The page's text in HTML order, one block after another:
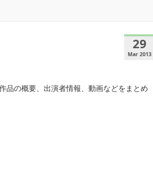
29
Mar 2013
品の概要、出演者情報、動画などをまとめ